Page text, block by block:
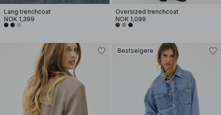
Lang trenchcoat
NOK 1,399
Oversized trenchcoat
NOK 1,099
Bestselgere